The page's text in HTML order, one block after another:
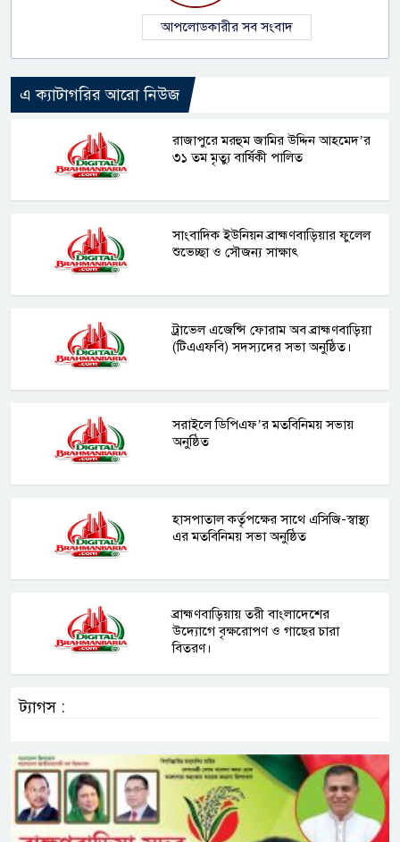
আপলোডকারীর সব সংবাদ
এ ক্যাটাগরির আরো নিউজ
রাজাপুরে মরহুম জামির উদ্দিন আহমেদ’র
৩১ তম মৃত্যু বার্ষিকী পালিত
সাংবাদিক ইউনিয়ন ব্রাহ্মণবাড়িয়ার ফুলেল
শুভেচ্ছা ও সৌজন্য সাক্ষাৎ
ট্রাভেল এজেন্সি ফোরাম অব ব্রাহ্মণবাড়িয়া
(টিএএফবি) সদস্যদের সভা অনুষ্ঠিত।
সরাইলে ডিপিএফ’র মতবিনিময় সভায়
অনুষ্ঠিত
হাসপাতাল কর্তৃপক্ষের সাথে এসিজি-স্বাস্থ্য
এর মতবিনিময় সভা অনুষ্ঠিত
ব্রাহ্মণবাড়িয়ায় তরী বাংলাদেশের
উদ্যোগে বৃক্ষরোপণ ও গাছের চারা
বিতরণ।
ট্যাগস :